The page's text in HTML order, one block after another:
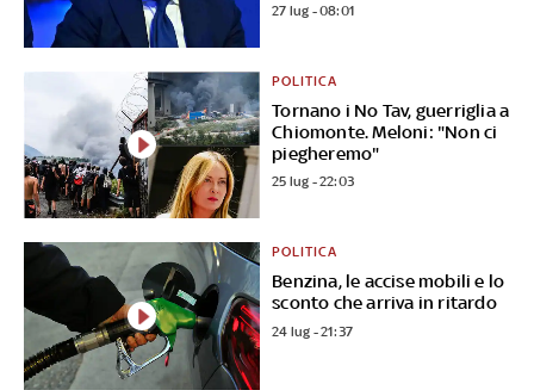
27 lug - 08:01
Tornano i No Tav, guerriglia a
Chiomonte. Meloni: "Non ci
piegheremo"
POLITICA
25 lug - 22:03
Benzina, le accise mobili e lo
sconto che arriva in ritardo
POLITICA
24 lug - 21:37